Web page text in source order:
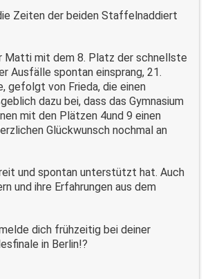
Zeiten der beiden Staffelnaddiert
Matti mit dem 8. Platz der schnellste
Ausfälle spontan einsprang, 21.
gefolgt von Frieda, die einen
dazu bei, dass das Gymnasium
mit den Plätzen 4und 9 einen
Glückwunsch nochmal an
und spontan unterstützt hat. Auch
und ihre Erfahrungen aus dem
dich frühzeitig bei deiner
in Berlin!?